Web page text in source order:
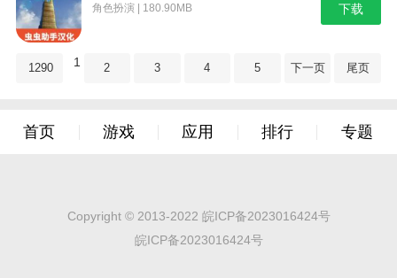
角色扮演 | 180.90MB 下载
1290 1 2 3 4 5 下一页 尾页
首页 游戏 应用 排行 专题
Copyright © 2013-2022 皖ICP备2023016424号
皖ICP备2023016424号